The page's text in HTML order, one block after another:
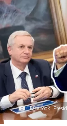
Facebook: